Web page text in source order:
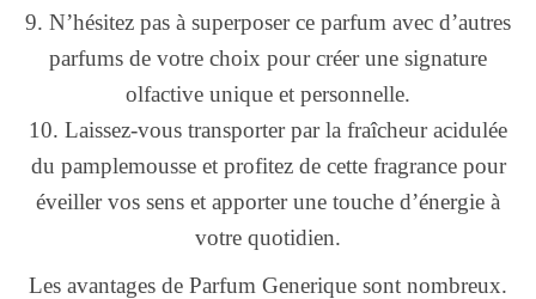
9. N’hésitez pas à superposer ce parfum avec d’autres
parfums de votre choix pour créer une signature
olfactive unique et personnelle.
10. Laissez-vous transporter par la fraîcheur acidulée
du pamplemousse et profitez de cette fragrance pour
éveiller vos sens et apporter une touche d’énergie à
votre quotidien.
Les avantages de Parfum Generique sont nombreux.